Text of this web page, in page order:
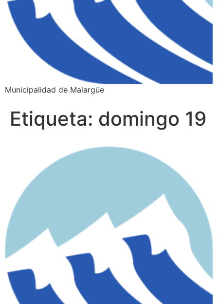
Municipalidad de Malargüe
Etiqueta: domingo 19